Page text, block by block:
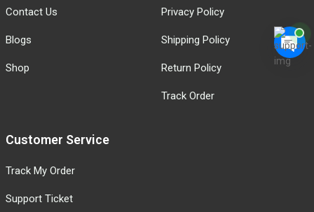
Contact Us
Blogs
Shop
Privacy Policy
Shipping Policy
Return Policy
Track Order
Customer Service
Track My Order
Support Ticket